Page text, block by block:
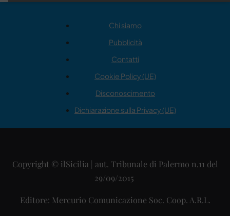
Chi siamo
Pubblicità
Contatti
Cookie Policy (UE)
Disconoscimento
Dichiarazione sulla Privacy (UE)
Copyright © ilSicilia | aut. Tribunale di Palermo n.11 del
29/09/2015
Editore: Mercurio Comunicazione Soc. Coop. A.R.L.